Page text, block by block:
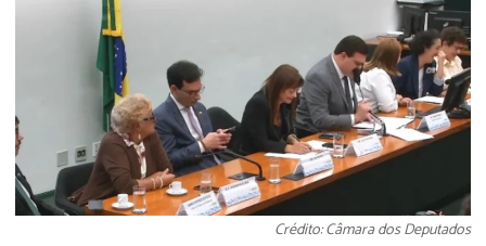
Crédito: Câmara dos Deputados